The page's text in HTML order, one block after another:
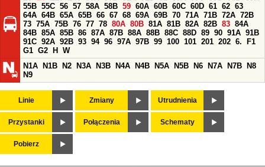
55B 55C 56 57 58A 58B 59 60A 60B 60C 60D 61 62 63
64A 64B 65A 65B 66 67 68 69A 69B 70 71A 71B 72A 72B
73 75A 75B 76 77 78 80A 80B 81A 81B 82A 82B 83 84A
84B 85A 85B 86 87A 87B 88A 88B 88C 88D 89 90 91A 91B
91C 92A 92B 93 94 96 97A 97B 99 100 101 201 202 6.
F1
G1 G2 H
W
N1A
N1B N2 N3A N3B N4A N4B N5A N5B N6 N7A N7B
N8
N9
Linie Zmiany Utrudnienia
Przystanki Połączenia Schematy
Pobierz